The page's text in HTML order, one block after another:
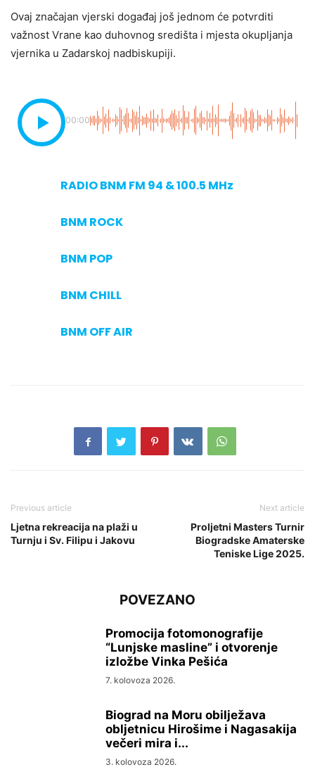
Ovaj značajan vjerski događaj još jednom će potvrditi
važnost Vrane kao duhovnog središta i mjesta okupljanja
vjernika u Zadarskoj nadbiskupiji.
00:00
RADIO BNM FM 94 & 100.5 MHz
BNM ROCK
BNM POP
BNM CHILL
BNM OFF AIR
Previous article
Ljetna rekreacija na plaži u
Turnju i Sv. Filipu i Jakovu
Next article
Proljetni Masters Turnir
Biogradske Amaterske
Teniske Lige 2025.
POVEZANO
Promocija fotomonografije
“Lunjske masline” i otvorenje
izložbe Vinka Pešića
7. kolovoza 2026.
Biograd na Moru obilježava
obljetnicu Hirošime i Nagasakija
večeri mira i...
3. kolovoza 2026.